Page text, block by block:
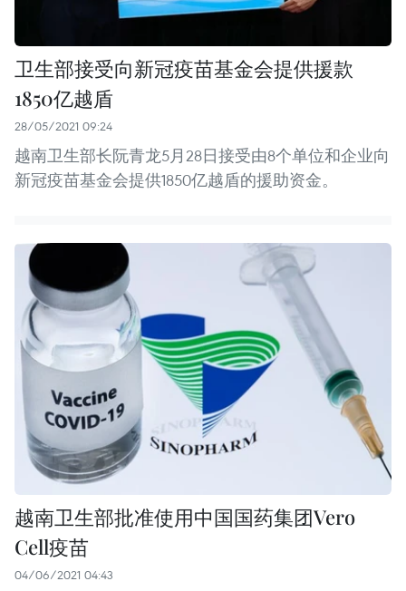
卫生部接受向新冠疫苗基金会提供援款
1850亿越盾
28/05/2021 09:24
越南卫生部长阮青龙5月28日接受由8个单位和企业向
新冠疫苗基金会提供1850亿越盾的援助资金。
越南卫生部批准使用中国国药集团Vero
Cell疫苗
04/06/2021 04:43